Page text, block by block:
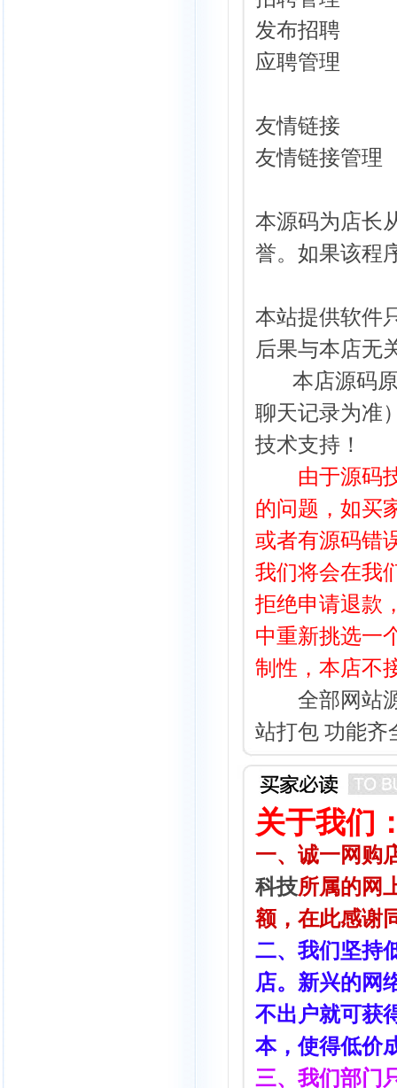
发布招聘
应聘管理
友情链接
友情链接管理
本源码为店长
誉。如果该程
本站提供软件
后果与本店无
本店源码
聊天记录为准
技术支持！
由于源码技
的问题，如买
或者有源码错
我们将会在我
拒绝申请退款
中重新挑选一
制性，本店不
全部网站源
站打包 功能齐
关于我们
一、诚一网购
科技所属的网
额，在此感谢
二、我们坚持
店。新兴的网
不出户就可获
本，使得低价
三、我们部门